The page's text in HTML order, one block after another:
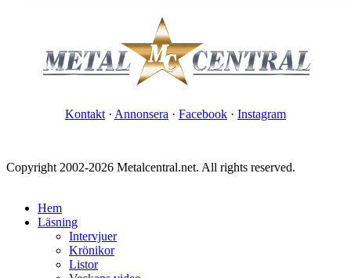
Kontakt · Annonsera · Facebook · Instagram
Copyright 2002-2026 Metalcentral.net. All rights reserved.
Hem
Läsning
Intervjuer
Krönikor
Listor